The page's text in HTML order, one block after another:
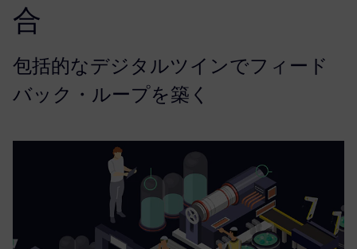
合
包括的なデジタルツインでフィード
バック・ループを築く